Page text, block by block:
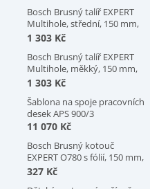
Bosch Brusný talíř EXPERT
Multihole, střední, 150 mm,
GEX 18V-150-3 (2608001115)
1 303 Kč
Bosch Brusný talíř EXPERT
Multihole, měkký, 150 mm,
GEX 18V-150-3 (2608001114)
1 303 Kč
Šablona na spoje pracovních
desek APS 900/3
11 070 Kč
Bosch Brusný kotouč
EXPERT O780 s fólií, 150 mm,
G120 (2608902442)
327 Kč